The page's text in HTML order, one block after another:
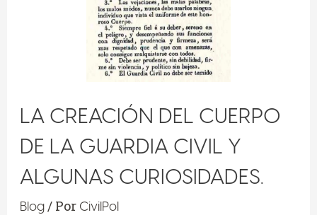
LA CREACIÓN DEL CUERPO
DE LA GUARDIA CIVIL Y
ALGUNAS CURIOSIDADES.
Blog/ Por CivilPol